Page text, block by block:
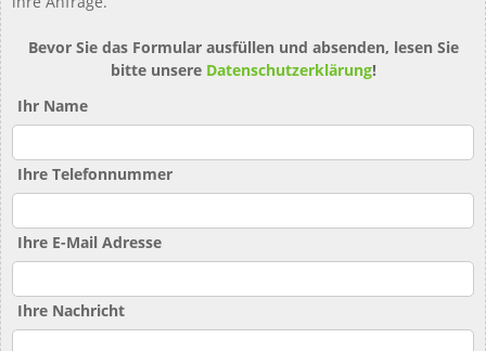
Bevor Sie das Formular ausfüllen und absenden, lesen Sie
bitte unsere Datenschutzerklärung!
Ihr Name
Ihre Telefonnummer
Ihre E-Mail Adresse
Ihre Nachricht